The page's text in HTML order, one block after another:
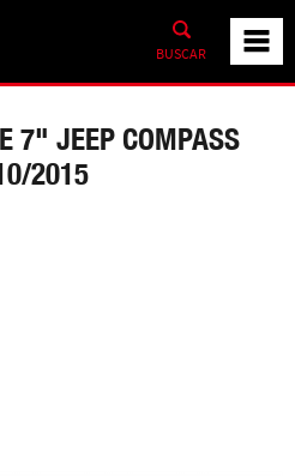
BUSCAR
7" JEEP COMPASS
2015